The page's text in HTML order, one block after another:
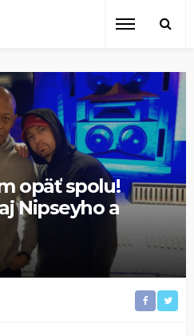
opäť spolu!
Nipseyho a